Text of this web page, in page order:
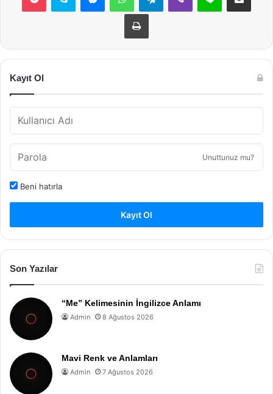
Yazdır
Kayıt Ol
Unuttunuz mu?
Beni hatırla
Kayıt Ol
Son Yazılar
“Me” Kelimesinin İngilizce Anlamı
Admin 8 Ağustos 2026
Mavi Renk ve Anlamları
Admin 7 Ağustos 2026